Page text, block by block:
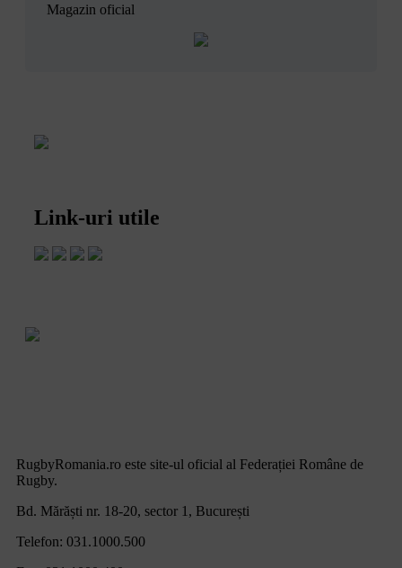
Magazin oficial
Link-uri utile
RugbyRomania.ro este site-ul oficial al Federației Române de
Rugby.
Bd. Mărăști nr. 18-20, sector 1, București
Telefon: 031.1000.500